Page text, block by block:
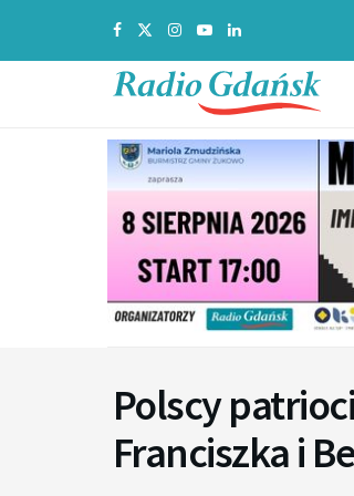
Polscy
Franciszka i